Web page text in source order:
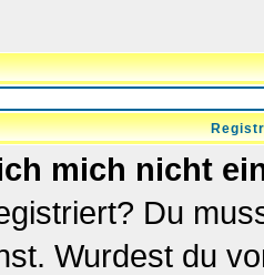
mich nicht
Du
Wurdest du